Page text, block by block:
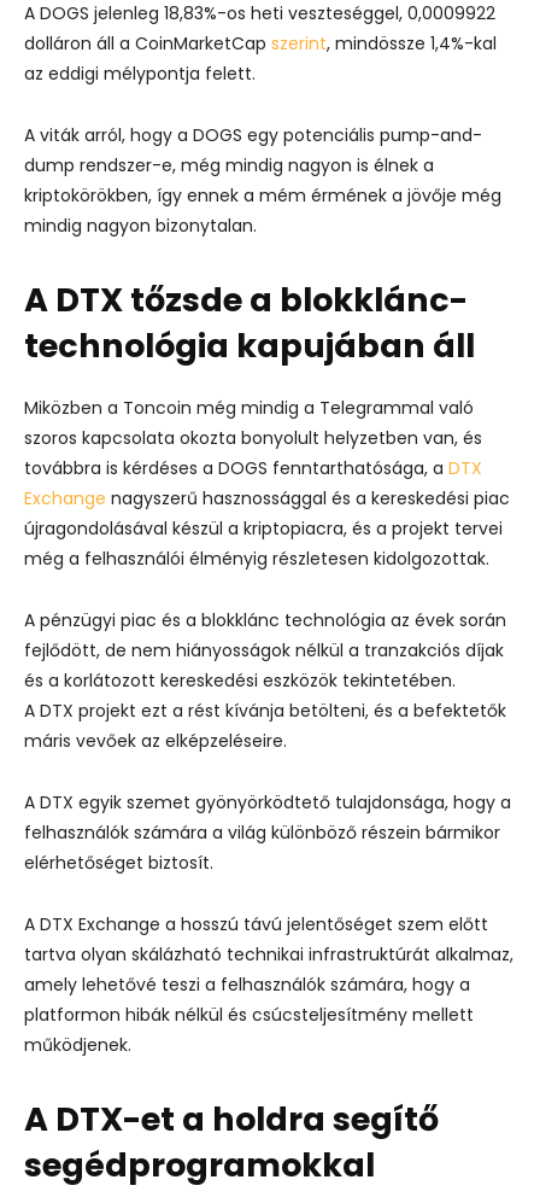
A DOGS jelenleg 18,83%-os heti veszteséggel, 0,0009922
dolláron áll a CoinMarketCap szerint, mindössze 1,4%-kal
az eddigi mélypontja felett.
A viták arról, hogy a DOGS egy potenciális pump-and-
dump rendszer-e, még mindig nagyon is élnek a
kriptokörökben, így ennek a mém érmének a jövője még
mindig nagyon bizonytalan.
A DTX tőzsde a blokklánc-
technológia kapujában áll
Miközben a Toncoin még mindig a Telegrammal való
szoros kapcsolata okozta bonyolult helyzetben van, és
továbbra is kérdéses a DOGS fenntarthatósága, a DTX
Exchange nagyszerű hasznossággal és a kereskedési piac
újragondolásával készül a kriptopiacra, és a projekt tervei
még a felhasználói élményig részletesen kidolgozottak.
A pénzügyi piac és a blokklánc technológia az évek során
fejlődött, de nem hiányosságok nélkül a tranzakciós díjak
és a korlátozott kereskedési eszközök tekintetében.
A DTX projekt ezt a rést kívánja betölteni, és a befektetők
máris vevőek az elképzeléseire.
A DTX egyik szemet gyönyörködtető tulajdonsága, hogy a
felhasználók számára a világ különböző részein bármikor
elérhetőséget biztosít.
A DTX Exchange a hosszú távú jelentőséget szem előtt
tartva olyan skálázható technikai infrastruktúrát alkalmaz,
amely lehetővé teszi a felhasználók számára, hogy a
platformon hibák nélkül és csúcsteljesítmény mellett
működjenek.
A DTX-et a holdra segítő
segédprogramokkal